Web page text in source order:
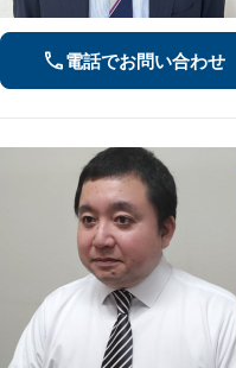
電話でお問い合わせ